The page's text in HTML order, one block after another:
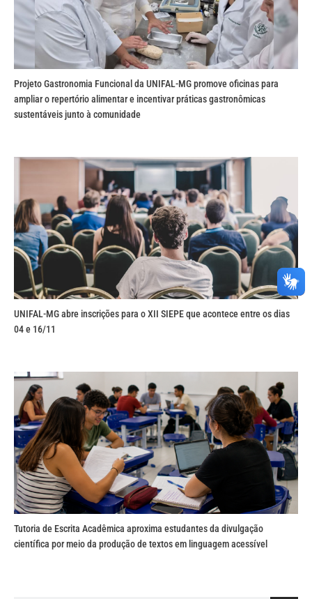
Projeto Gastronomia Funcional da UNIFAL-MG promove oficinas para
ampliar o repertório alimentar e incentivar práticas gastronômicas
sustentáveis junto à comunidade
UNIFAL-MG abre inscrições para o XII SIEPE que acontece entre os dias
04 e 16/11
Tutoria de Escrita Acadêmica aproxima estudantes da divulgação
científica por meio da produção de textos em linguagem acessível